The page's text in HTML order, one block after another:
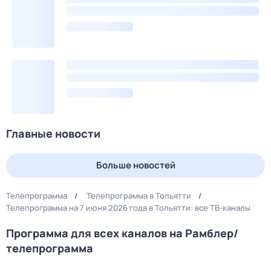
Главные новости
Больше новостей
Телепрограмма
Телепрограмма в Тольятти
Телепрограмма на 7 июня 2026 года в Тольятти: все ТВ-каналы
Программа для всех каналов на Рамблер/
телепрограмма